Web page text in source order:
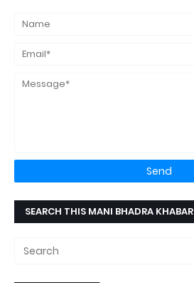
SEARCH THIS MANI BHADRA KHABAR